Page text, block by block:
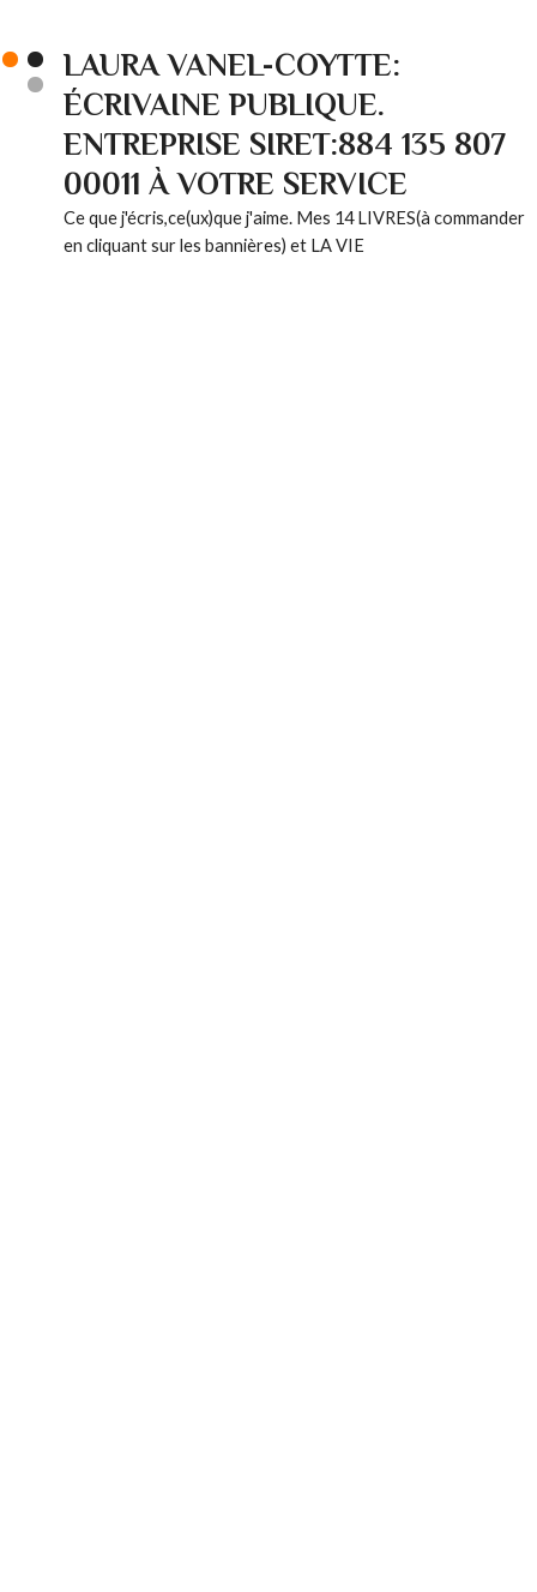
LAURA VANEL-COYTTE:
ÉCRIVAINE PUBLIQUE.
ENTREPRISE SIRET:884 135 807
00011 À VOTRE SERVICE
Ce que j'écris,ce(ux)que j'aime. Mes 14 LIVRES(à commander
en cliquant sur les bannières) et LA VIE